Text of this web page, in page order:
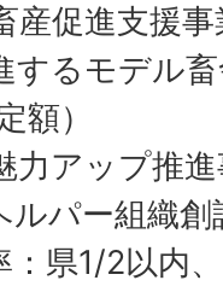
産促進支援事
するモデル
額）
力アップ推
ルパー組織
：県1/2以内